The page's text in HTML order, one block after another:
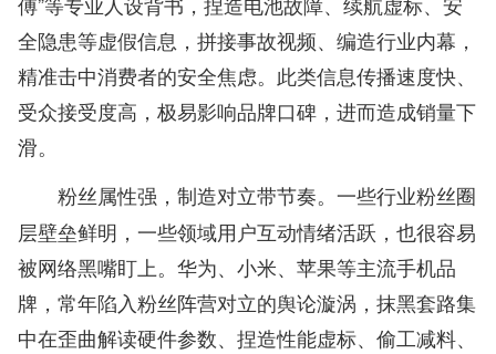
全隐患等虚假信息，拼接事故视频、编造行业内幕，
精准击中消费者的安全焦虑。此类信息传播速度快、
受众接受度高，极易影响品牌口碑，进而造成销量下
滑。
粉丝属性强，制造对立带节奏。 一些行业粉丝圈
层壁垒鲜明，一些领域用户互动情绪活跃，也很容易
被网络黑嘴盯上。华为、小米、苹果等主流手机品
牌，常年陷入粉丝阵营对立的舆论漩涡，抹黑套路集
中在歪曲解读硬件参数、捏造性能虚标、偷工减料、